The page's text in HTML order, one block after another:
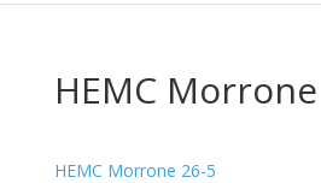
HEMC
HEMC Morrone 26-5